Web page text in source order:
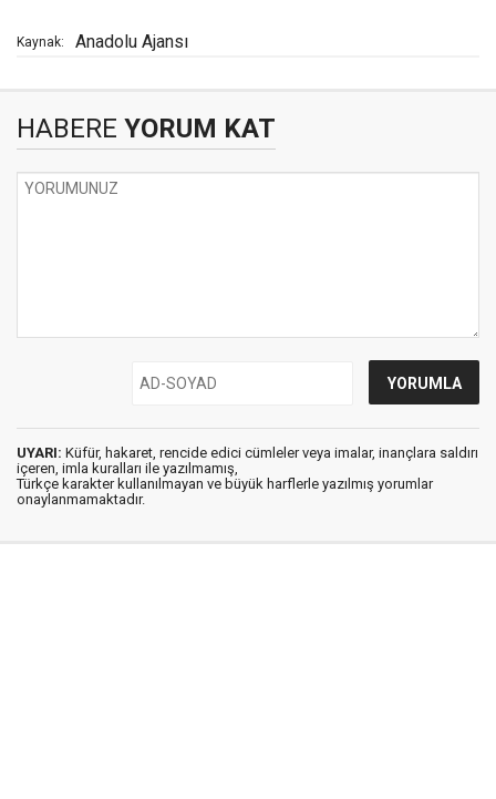
Kaynak: Anadolu Ajansı
HABERE YORUM KAT
UYARI: Küfür, hakaret, rencide edici cümleler veya imalar, inançlara saldırı
içeren, imla kuralları ile yazılmamış,
Türkçe karakter kullanılmayan ve büyük harflerle yazılmış yorumlar
onaylanmamaktadır.